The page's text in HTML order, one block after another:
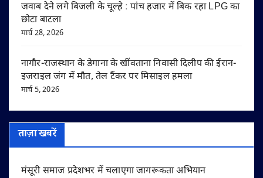
जवाब देने लगे बिजली के चूल्हे : पांच हजार में बिक रहा LPG का
छोटा बाटला
मार्च 28, 2026
नागौर-राजस्थान के डेगाना के खींवताना निवासी दिलीप की ईरान-
इजराइल जंग में मौत, तेल टैंकर पर मिसाइल हमला
मार्च 5, 2026
ताज़ा खबरें
मंसूरी समाज प्रदेशभर में चलाएगा जागरूकता अभियान